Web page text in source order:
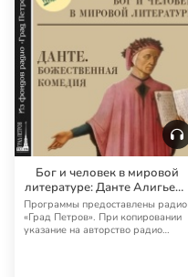
Бог и человек в мировой
литературе: Данте Алигьери
— радио «Град Петров»
Программы предоставлены радио
«Град Петров». При копировании
указание на авторство радио